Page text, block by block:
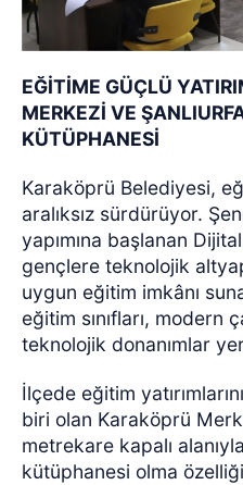
EĞİTİME GÜÇLÜ
MERKEZİ VE
KÜTÜPHANESİ
Karaköprü Belediyesi,
aralıksız sürdürüyor.
yapımına başlanan
gençlere teknolojik
uygun eğitim imkânı
eğitim sınıfları, modern
teknolojik donanımlar
İlçede eğitim
biri olan Karaköprü
metrekare kapalı
kütüphanesi olma